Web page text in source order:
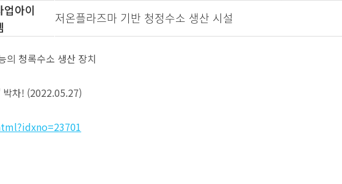
업아이
저온플라즈마 기반 청정수소 생산 시설
의 청록수소 생산 장치
박차! (2022.05.27)